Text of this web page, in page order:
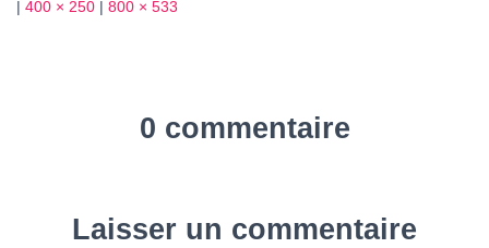
| 400 × 250 | 800 × 533
0 commentaire
Laisser un commentaire